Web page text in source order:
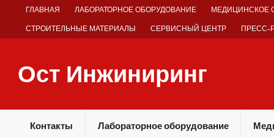
ГЛАВНАЯ ЛАБОРАТОРНОЕ ОБОРУДОВАНИЕ МЕДИЦИНСКОЕ
СТРОИТЕЛЬНЫЕ МАТЕРИАЛЫ СЕРВИСНЫЙ ЦЕНТР ПРЕСС-
Ост Инжиниринг
Контакты Лабораторное оборудование